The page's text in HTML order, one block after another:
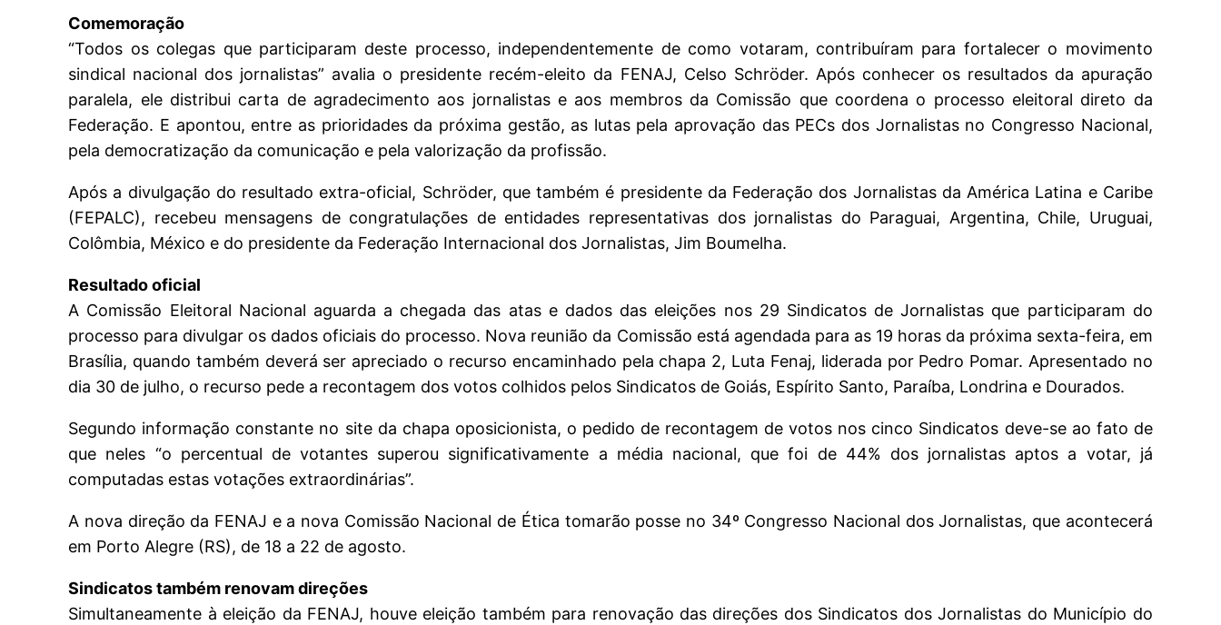
Comemoração
“Todos os colegas que participaram deste processo, independentemente de como votaram, contribuíram para fortalecer o movimento
sindical nacional dos jornalistas” avalia o presidente recém-eleito da FENAJ, Celso Schröder. Após conhecer os resultados da apuração
paralela, ele distribui carta de agradecimento aos jornalistas e aos membros da Comissão que coordena o processo eleitoral direto da
Federação. E apontou, entre as prioridades da próxima gestão, as lutas pela aprovação das PECs dos Jornalistas no Congresso Nacional,
pela democratização da comunicação e pela valorização da profissão.
Após a divulgação do resultado extra-oficial, Schröder, que também é presidente da Federação dos Jornalistas da América Latina e Caribe
(FEPALC), recebeu mensagens de congratulações de entidades representativas dos jornalistas do Paraguai, Argentina, Chile, Uruguai,
Colômbia, México e do presidente da Federação Internacional dos Jornalistas, Jim Boumelha.
Resultado oficial
A Comissão Eleitoral Nacional aguarda a chegada das atas e dados das eleições nos 29 Sindicatos de Jornalistas que participaram do
processo para divulgar os dados oficiais do processo. Nova reunião da Comissão está agendada para as 19 horas da próxima sexta-feira, em
Brasília, quando também deverá ser apreciado o recurso encaminhado pela chapa 2, Luta Fenaj, liderada por Pedro Pomar. Apresentado no
dia 30 de julho, o recurso pede a recontagem dos votos colhidos pelos Sindicatos de Goiás, Espírito Santo, Paraíba, Londrina e Dourados.
Segundo informação constante no site da chapa oposicionista, o pedido de recontagem de votos nos cinco Sindicatos deve-se ao fato de
que neles “o percentual de votantes superou significativamente a média nacional, que foi de 44% dos jornalistas aptos a votar, já
computadas estas votações extraordinárias”.
A nova direção da FENAJ e a nova Comissão Nacional de Ética tomarão posse no 34º Congresso Nacional dos Jornalistas, que acontecerá
em Porto Alegre (RS), de 18 a 22 de agosto.
Sindicatos também renovam direções
Simultaneamente à eleição da FENAJ, houve eleição também para renovação das direções dos Sindicatos dos Jornalistas do Município do